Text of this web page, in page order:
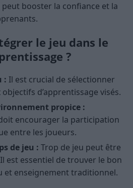
booster la confiance et la
le jeu dans le
?
: Il est crucial de sélectionner
d’apprentissage visés.
propice :
encourager la participation
entre les joueurs.
de jeu : Trop de jeu peut être
est essentiel de trouver le bon
et enseignement traditionnel.